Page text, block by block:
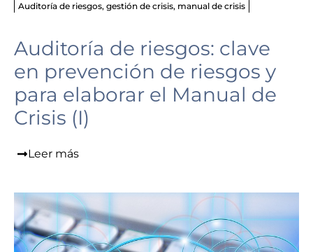
Auditoría de riesgos, gestión de crisis, manual de crisis
Auditoría de riesgos: clave
en prevención de riesgos y
para elaborar el Manual de
Crisis (I)
Leer más